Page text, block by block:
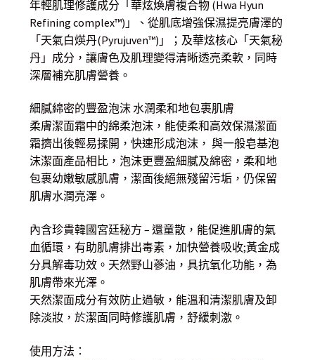
年輕肌理修護成分「華炫煥膚複合物 (Hwa Hyun
Refining complex™)」、從肌底增強保濕提亮膚澤的
「天氣白煐丹(Pyrujuven™)」；及華炫核心「天氣秘
丹」成分，讓膚色及肌理變得清晰透亮柔軟，同時
深層補充肌膚營養。
細膩綿密的豐盈泡沫 水潤柔和地包裹肌膚
柔膚潔面霜中的綿柔泡沫，能使柔和高效保濕潔面
霜擠出後輕易揉開，快速形成泡沫， 與一般皂基泡
沫潔面產品相比，泡沫更豐盈細膩及綿密，柔和地
包裹幼嫩敏感肌膚，潔面後絕無殘留污垢，仍保留
肌膚水潤亮澤。
內含珍貴韓國宮廷秘方 – 還童散，能促進肌膚的氣
血循環，有助肌膚排出毒素，加快營養吸收;黃金成
分具解毒功效。天然野山蔘油，具抗氧化功能，為
肌膚帶來光澤。
天然潔面成分有效防止過敏，能溫和清潔肌膚及卸
除淡妝，於潔面同時修護肌膚，舒緩刺激。
使用方法：